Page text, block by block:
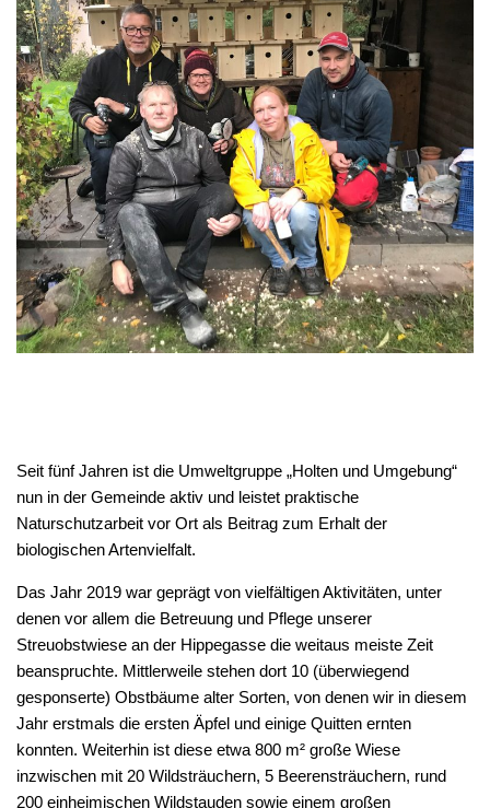
Seit fünf Jahren ist die Umweltgruppe „Holten und Umgebung“
nun in der Gemeinde aktiv und leistet praktische
Naturschutzarbeit vor Ort als Beitrag zum Erhalt der
biologischen Artenvielfalt.
Das Jahr 2019 war geprägt von vielfältigen Aktivitäten, unter
denen vor allem die Betreuung und Pflege unserer
Streuobstwiese an der Hippegasse die weitaus meiste Zeit
beanspruchte. Mittlerweile stehen dort 10 (überwiegend
gesponserte) Obstbäume alter Sorten, von denen wir in diesem
Jahr erstmals die ersten Äpfel und einige Quitten ernten
konnten. Weiterhin ist diese etwa 800 m² große Wiese
inzwischen mit 20 Wildsträuchern, 5 Beerensträuchern, rund
200 einheimischen Wildstauden sowie einem großen